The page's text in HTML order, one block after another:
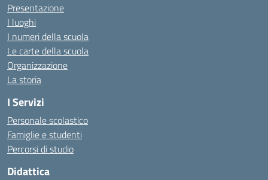
Presentazione
I luoghi
I numeri della scuola
Le carte della scuola
Organizzazione
La storia
I Servizi
Personale scolastico
Famiglie e studenti
Percorsi di studio
Didattica